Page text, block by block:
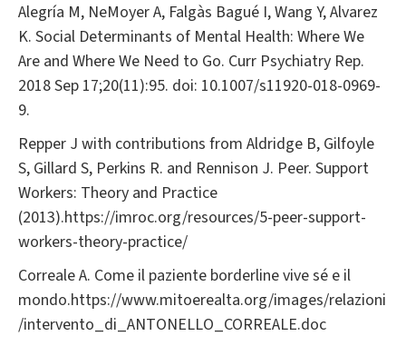
Alegría M, NeMoyer A, Falgàs Bagué I, Wang Y, Alvarez
K. Social Determinants of Mental Health: Where We
Are and Where We Need to Go. Curr Psychiatry Rep.
2018 Sep 17;20(11):95. doi: 10.1007/s11920-018-0969-
9.
Repper J with contributions from Aldridge B, Gilfoyle
S, Gillard S, Perkins R. and Rennison J. Peer. Support
Workers: Theory and Practice
(2013).https://imroc.org/resources/5-peer-support-
workers-theory-practice/
Correale A. Come il paziente borderline vive sé e il
mondo.https://www.mitoerealta.org/images/relazioni
/intervento_di_ANTONELLO_CORREALE.doc